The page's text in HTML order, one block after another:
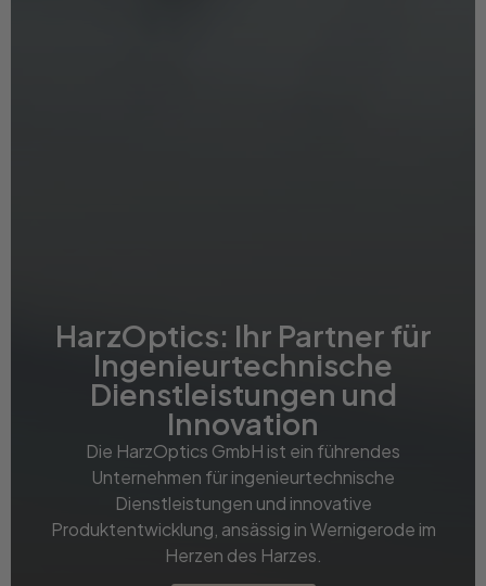
HarzOptics: Ihr Partner für
Ingenieurtechnische
Dienstleistungen und
Innovation
Die HarzOptics GmbH ist ein führendes
Unternehmen für ingenieurtechnische
Dienstleistungen und innovative
Produktentwicklung, ansässig in Wernigerode im
Herzen des Harzes.